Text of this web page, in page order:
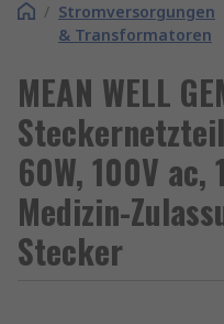
/ Stromversorgungen
& Transformatoren
MEAN WELL
60W, 100V ac,
Medizin-
Stecker